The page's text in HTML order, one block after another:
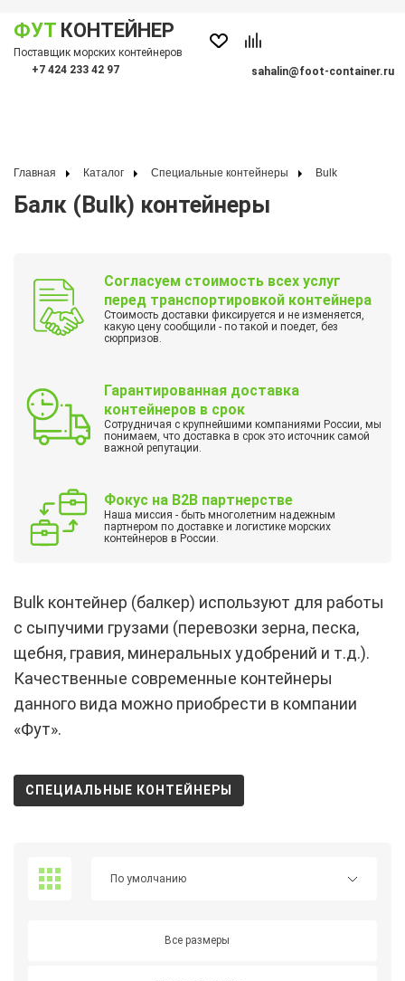
ФУТ КОНТЕЙНЕР
Поставщик морских контейнеров
+7 424 233 42 97
sahalin@foot-container.ru
Главная Каталог Специальные контейнеры Bulk
Балк (Bulk) контейнеры
Согласуем стоимость всех услуг
перед транспортировкой контейнера
Стоимость доставки фиксируется и не изменяется,
какую цену сообщили - по такой и поедет, без
сюрпризов.
Гарантированная доставка
контейнеров в срок
Сотрудничая с крупнейшими компаниями России, мы
понимаем, что доставка в срок это источник самой
важной репутации.
Фокус на B2B партнерстве
Наша миссия - быть многолетним надежным
партнером по доставке и логистике морских
контейнеров в России.
Bulk контейнер (балкер) используют для работы
с сыпучими грузами (перевозки зерна, песка,
щебня, гравия, минеральных удобрений и т.д.).
Качественные современные контейнеры
данного вида можно приобрести в компании
«Фут».
СПЕЦИАЛЬНЫЕ КОНТЕЙНЕРЫ
Все размеры
меню